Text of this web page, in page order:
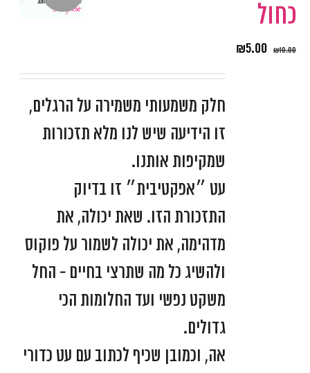
כחול
₪10.00
₪5.00
חלק משמעותי משמירה על הרגלים,
זו הידיעה שיש לנו מלא תזכורות
שמקיפות אותנו.
עט ״אפקטיבית״ זו בדיוק
התזכורת הזו. שאת יכולה, את
מדהימה, את יכולה לשמור על פוקוס
ולהשיג כל מה שתרצי בחיים - החל
משקט נפשי ועד החלומות הכי
גדולים.
אה, וכמובן שכיף לכתוב עם עט כדורי